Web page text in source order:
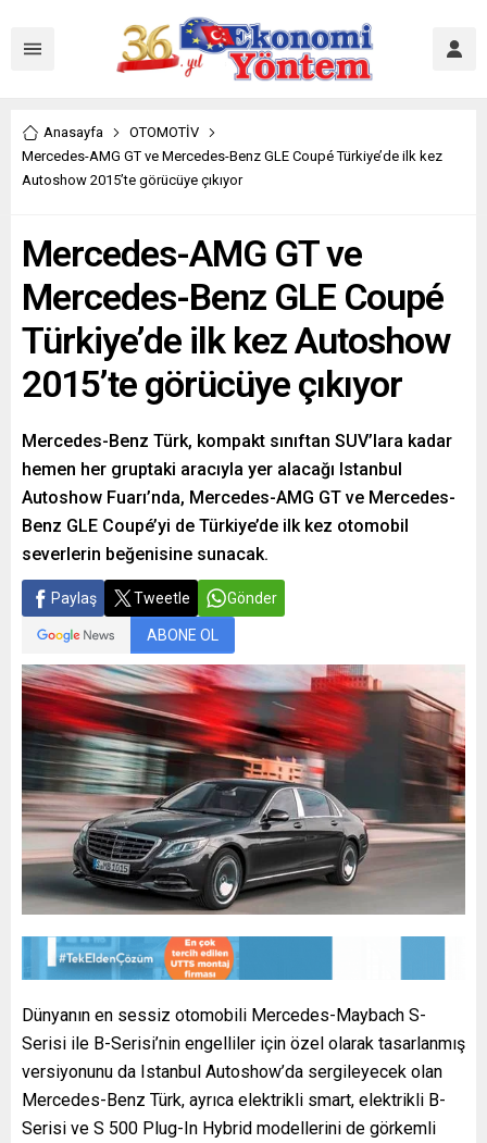
Anasayfa
OTOMOTİV
Mercedes-AMG GT ve Mercedes-Benz GLE Coupé Türkiye’de ilk kez
Autoshow 2015’te görücüye çıkıyor
Mercedes-AMG GT ve
Mercedes-Benz GLE Coupé
Türkiye’de ilk kez Autoshow
2015’te görücüye çıkıyor
Mercedes-Benz Türk, kompakt sınıftan SUV’lara kadar
hemen her gruptaki aracıyla yer alacağı Istanbul
Autoshow Fuarı’nda, Mercedes-AMG GT ve Mercedes-
Benz GLE Coupé’yi de Türkiye’de ilk kez otomobil
severlerin beğenisine sunacak.
Paylaş Tweetle Gönder
ABONE OL
Dünyanın en sessiz otomobili Mercedes-Maybach S-
Serisi ile B-Serisi’nin engelliler için özel olarak tasarlanmış
versiyonunu da Istanbul Autoshow’da sergileyecek olan
Mercedes-Benz Türk, ayrıca elektrikli smart, elektrikli B-
Serisi ve S 500 Plug-In Hybrid modellerini de görkemli